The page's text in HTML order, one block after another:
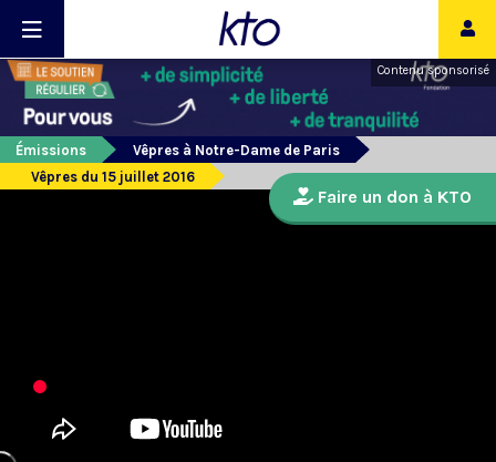
Contenu sponsorisé
Émissions
Vêpres à Notre-Dame de Paris
Vêpres du 15 juillet 2016
Faire un don à KTO